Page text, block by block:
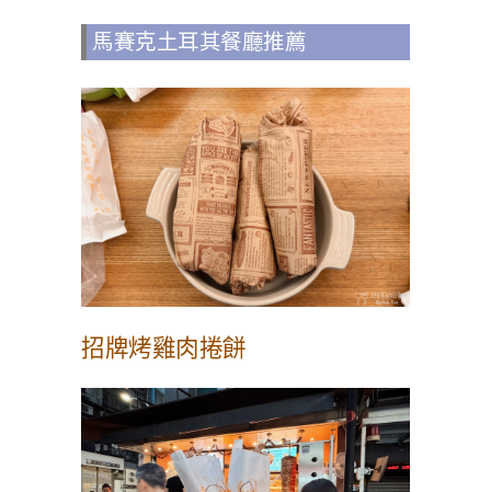
馬賽克土耳其餐廳推薦
招牌烤雞肉捲餅